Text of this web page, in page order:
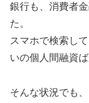
銀行も、消費者
た。
スマホで検索し
いの個人間融資
そんな状況でも、